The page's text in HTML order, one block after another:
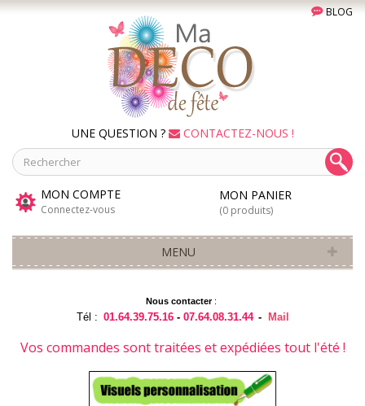
BLOG
UNE QUESTION ? CONTACTEZ-NOUS !
MON COMPTE
Connectez-vous
MON PANIER
(0 produits)
MENU
Nous contacter:
Tél : 01.64.39.75.16 -07.64.08.31.44 - Mail
Vos commandes sont traitées et expédiées tout l'été !